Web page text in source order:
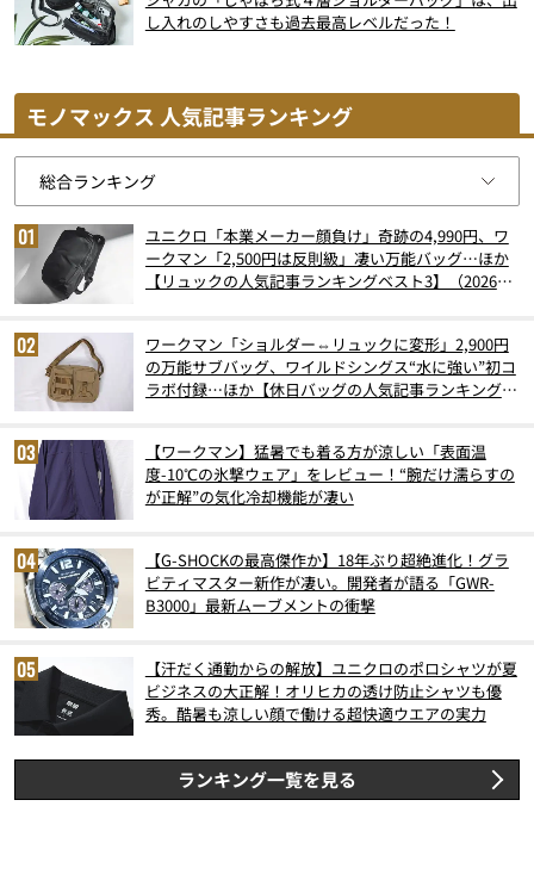
し入れのしやすさも過去最高レベルだった！
モノマックス 人気記事ランキング
ユニクロ「本業メーカー顔負け」奇跡の4,990円、ワ
ークマン「2,500円は反則級」凄い万能バッグ…ほか
【リュックの人気記事ランキングベスト3】（2026年
ワークマン「ショルダー⇔リュックに変形」2,900円
の万能サブバッグ、ワイルドシングス“水に強い”初コ
ラボ付録…ほか【休日バッグの人気記事ランキングベ
【ワークマン】猛暑でも着る方が涼しい「表面温
度-10℃の氷撃ウェア」をレビュー！“腕だけ濡らすの
が正解”の気化冷却機能が凄い
【G-SHOCKの最高傑作か】18年ぶり超絶進化！グラ
ビティマスター新作が凄い。開発者が語る「GWR-
B3000」最新ムーブメントの衝撃
【汗だく通勤からの解放】ユニクロのポロシャツが夏
ビジネスの大正解！オリヒカの透け防止シャツも優
秀。酷暑も涼しい顔で働ける超快適ウエアの実力
ランキング一覧を見る